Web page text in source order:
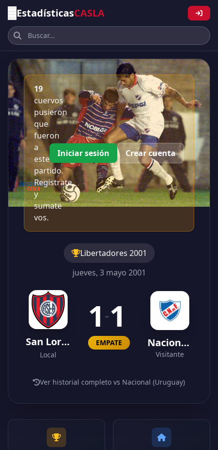
EstadísticasCASLA
19
cuervos
pusieron
que
fueron
a
este
partido.
Registrate
y
sumate
vos.
Iniciar sesión Crear cuenta
Libertadores 2001
jueves, 3 mayo 2001
San Lorenzo
Local
1 -1
EMPATE Nacional (Uruguay)
Visitante
Ver historial completo vs Nacional (Uruguay)